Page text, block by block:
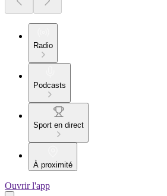
Radio
Podcasts
Sport en direct
À proximité
Ouvrir l'app